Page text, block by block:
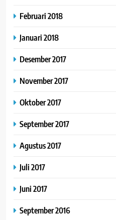
Februari 2018
Januari 2018
Desember 2017
November 2017
Oktober 2017
September 2017
Agustus 2017
Juli 2017
Juni 2017
September 2016